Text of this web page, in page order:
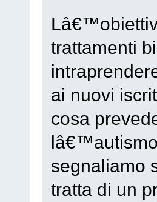
trattamenti
ai nuovi
cosa
segnaliamo
tratta di un